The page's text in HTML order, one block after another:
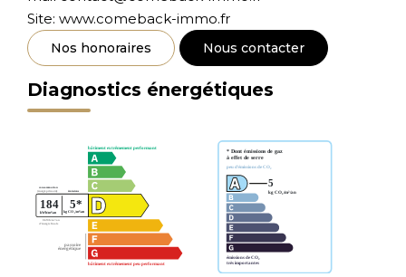
Site: www.comeback-immo.fr
Nos honoraires Nous contacter
Diagnostics énergétiques